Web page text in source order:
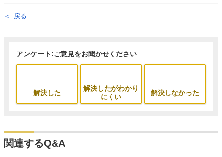
戻る
アンケート:ご意見をお聞かせください
解決した
解決したがわかり
にくい
解決しなかった
関連するQ&A